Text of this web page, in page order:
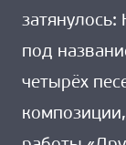
под
четырёх